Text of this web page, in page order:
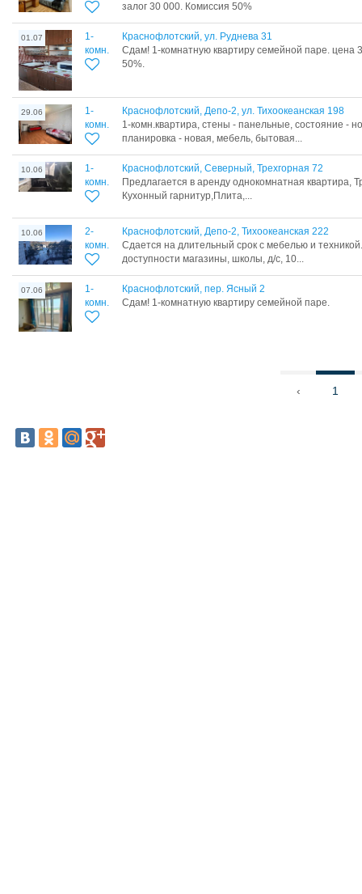
залог 30 000. Комиссия 50%
01.07
1-
комн.
Краснофлотский, ул. Руднева 31
Сдам! 1-комнатную квартиру семейной паре. цена
50%.
29.06
1-
комн.
Краснофлотский, Депо-2, ул. Тихоокеанская 198
1-комн.квартира, стены - панельные, состояние -
планировка - новая, мебель, бытовая...
10.06
1-
комн.
Краснофлотский, Северный, Трехгорная 72
Предлагается в аренду однокомнатная квартира,
Кухонный гарнитур,Плита,...
10.06
2-
комн.
Краснофлотский, Депо-2, Тихоокеанская 222
Сдается на длительный срок с мебелью и
доступности магазины, школы, д/с, 10...
07.06
1-
комн.
Краснофлотский, пер. Ясный 2
Сдам! 1-комнатную квартиру семейной паре.
‹ 1